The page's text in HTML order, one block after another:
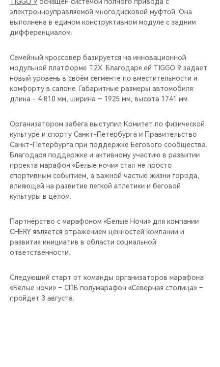
электронноуправляемой многодисковой муфтой. Она
выполнена в едином конструктивном модуле с задним
дифференциалом.
Семейный кроссовер базируется на инновационной
модульной платформе T2X. Благодаря ей TIGGO 9 задает
новый уровень в своём сегменте по вместительности и
комфорту в салоне. Габаритные размеры автомобиля:
длина - 4 810 мм, ширина – 1925 мм, высота 1741 мм.
Организатором забега выступил Комитет по физической
культуре и спорту Санкт-Петербурга и Правительство
Санкт‑Петербурга при поддержке Бегового сообщества.
Благодаря поддержке и активному участию в развитии
проекта марафон «Белые ночи» стал не просто
спортивным событием, а важной частью жизни города,
влияющей на развитие легкой атлетики и беговой
культуры в целом.
Партнёрство с марафоном «Белые Ночи» для компании
CHERY является отражением ценностей компании и
развития инициатив в области социальной
ответственности.
Следующий старт от команды организаторов марафона
«Белые ночи» – СПБ полумарафон «Северная столица» –
пройдет 3 августа.